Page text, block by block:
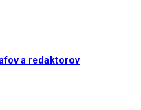
a redaktorov